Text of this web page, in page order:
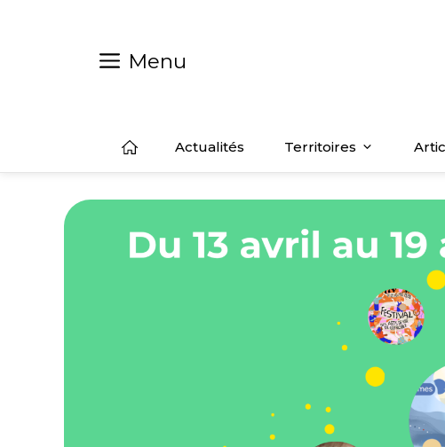
Menu
Actualités Territoires